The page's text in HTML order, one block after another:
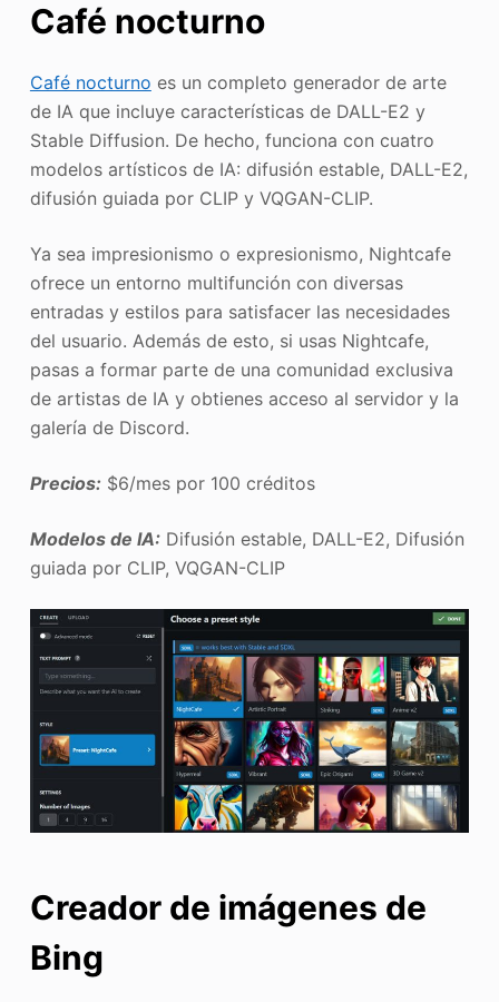
Café nocturno
Café nocturno es un completo generador de arte
de IA que incluye características de DALL-E2 y
Stable Diffusion. De hecho, funciona con cuatro
modelos artísticos de IA: difusión estable, DALL-E2,
difusión guiada por CLIP y VQGAN-CLIP.
Ya sea impresionismo o expresionismo, Nightcafe
ofrece un entorno multifunción con diversas
entradas y estilos para satisfacer las necesidades
del usuario. Además de esto, si usas Nightcafe,
pasas a formar parte de una comunidad exclusiva
de artistas de IA y obtienes acceso al servidor y la
galería de Discord.
Precios: $6/mes por 100 créditos
Modelos de IA:Difusión estable, DALL-E2, Difusión
guiada por CLIP, VQGAN-CLIP
Creador de imágenes de
Bing